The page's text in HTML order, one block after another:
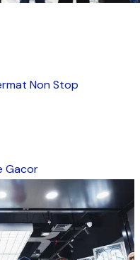
Non Stop
Gacor